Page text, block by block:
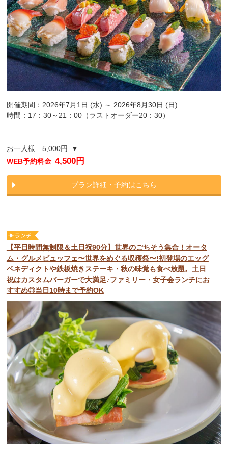
開催期間：2026年7月1日 (水) ～ 2026年8月30日 (日)
時間：17：30～21：00（ラストオーダー20：30）
お一人様5,000円▼
WEB予約料金 4,500円
プラン詳細・予約はこちら
【平日時間無制限＆土日祝90分】世界のごちそう集合！オータ
ム・グルメビュッフェ〜世界をめぐる収穫祭〜!初登場のエッグ
ベネディクトや鉄板焼きステーキ・秋の味覚も食べ放題。土日
祝はカスタムバーガーで大満足♪ファミリー・女子会ランチにお
すすめ◎当日10時まで予約OK